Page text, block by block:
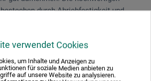
verwendet Cookies
um Inhalte und Anzeigen zu
für soziale Medien anbieten zu
auf unsere Website zu analysieren.
durch Abriebfestigkeit und
Qualität. Made in